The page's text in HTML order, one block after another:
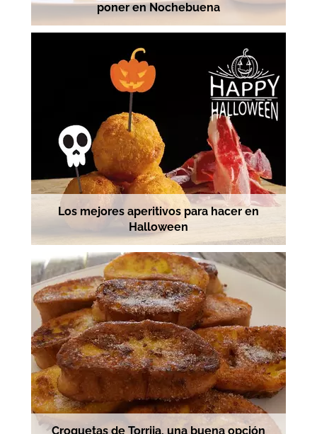
poner en Nochebuena
Los mejores aperitivos para hacer en
Halloween
Croquetas de Torrija, una buena opción